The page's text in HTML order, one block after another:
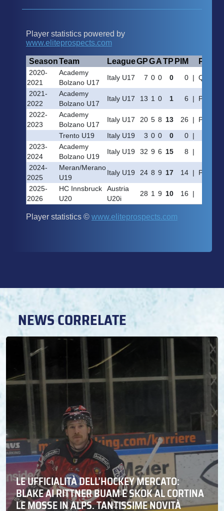
NEWS CORRELATE
LE UFFICIALITÀ DELL’HOCKEY MERCATO:
BLAKE AI RITTNER BUAM E SKOK AL CORTINA
LE MOSSE IN ALPS. TANTISSIME NOVITÀ